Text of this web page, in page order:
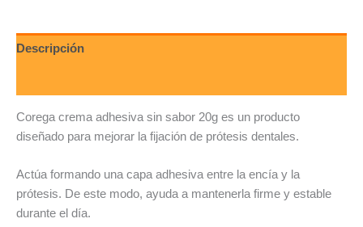
Descripción
Corega crema adhesiva sin sabor 20g es un producto
diseñado para mejorar la fijación de prótesis dentales.
Actúa formando una capa adhesiva entre la encía y la
prótesis. De este modo, ayuda a mantenerla firme y estable
durante el día.